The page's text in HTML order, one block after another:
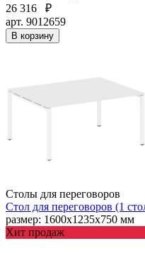
26 316
₽
арт. 9012659
В корзину
Столы для переговоров
Стол для переговоров (1
размер: 1600х1235х750 мм
Хит продаж